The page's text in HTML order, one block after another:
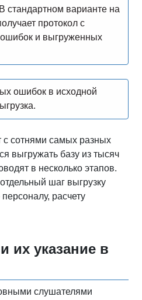
стандартном варианте на
протокол с
и выгруженных
ошибок в исходной
с сотнями самых разных
выгружать базу из тысяч
в несколько этапов.
шаг выгрузку
расчету
их указание в
слушателями